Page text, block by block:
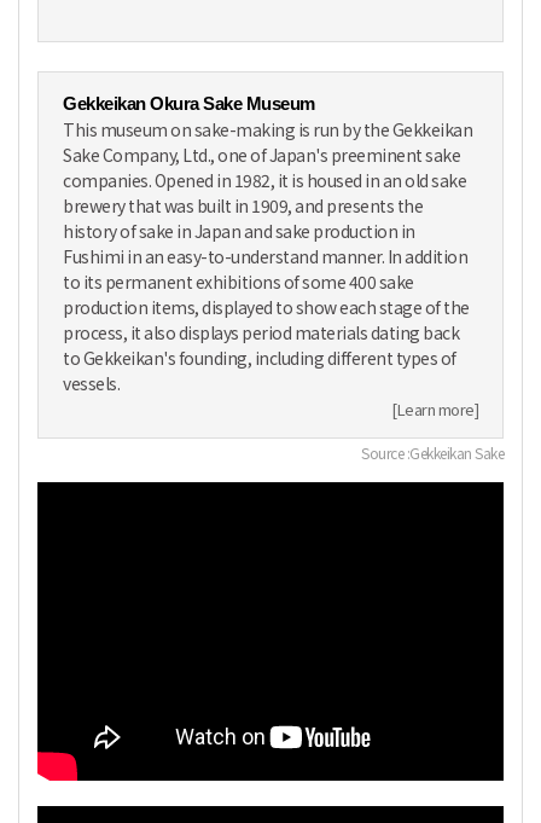
Gekkeikan Okura Sake Museum
This museum on sake-making is run by the Gekkeikan
Sake Company, Ltd., one of Japan's preeminent sake
companies. Opened in 1982, it is housed in an old sake
brewery that was built in 1909, and presents the
history of sake in Japan and sake production in
Fushimi in an easy-to-understand manner. In addition
to its permanent exhibitions of some 400 sake
production items, displayed to show each stage of the
process, it also displays period materials dating back
to Gekkeikan's founding, including different types of
vessels.
[Learn more]
Source :Gekkeikan Sake